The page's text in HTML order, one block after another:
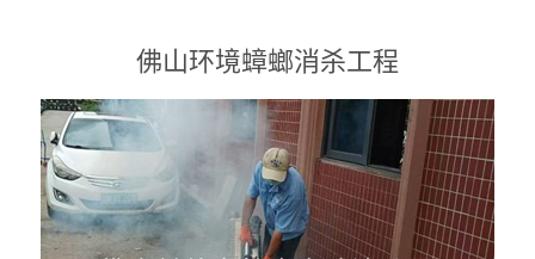
佛山环境蟑螂消杀工程